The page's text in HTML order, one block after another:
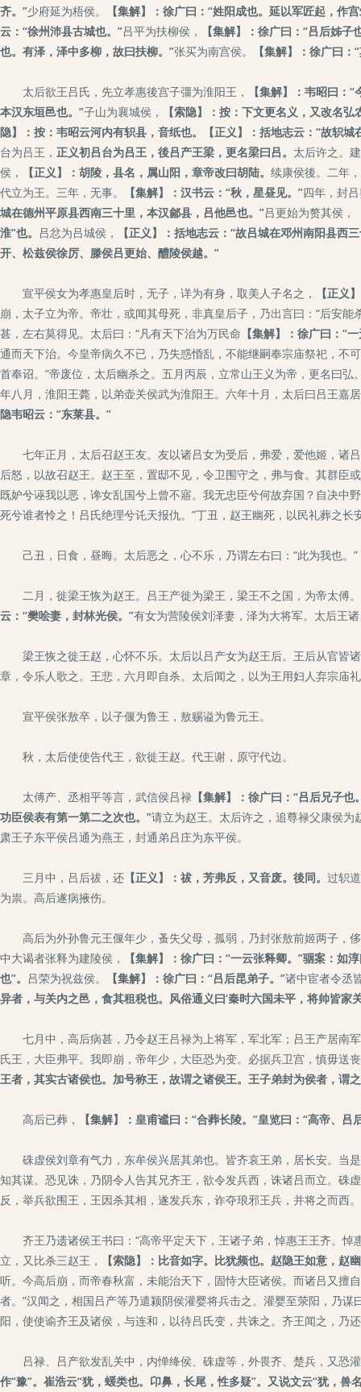
齐。”少府延为梧侯。
【集解】：徐广曰：“姓阳成也。延以军匠起，作
云：“徐州沛县古城也。”吕平为扶柳侯，
【集解】：徐广曰：“吕后姊
也。有泽，泽中多柳，故曰扶柳。”张买为南宫侯。 【集解】：徐广曰
太后欲王吕氏，先立孝惠後宫子彊为淮阳王，
【集解】：韦昭曰：“
本汉东垣邑也。”子山为襄城侯，
【索隐】：按：下文更名义，又改名
隐】：按：韦昭云河内有轵县，音纸也。【正义】：括地志云：“故轵
台为吕王， 正义初吕台为吕王，後吕产王梁，更名梁曰吕。 太后许之。
侯，
【正义】：胡陵，县名，属山阳，章帝改曰胡陆。 续康侯後。二年
代立为王。三年，无事。
【集解】：汉书云：“秋，星昼见。”四年，封
城在德州平原县西南三十里，本汉鄃县，吕他邑也。”吕更始为赘其侯，
淮”也。 吕忿为吕城侯，
【正义】：括地志云：“故吕城在邓州南阳县西
开、松兹侯徐厉、滕侯吕更始、醴陵侯越。”
宣平侯女为孝惠皇后时，无子，详为有身，取美人子名之，
【正义
崩，太子立为帝。帝壮，或闻其母死，非真皇后子，乃出言曰：“后安
甚，左右莫得见。太后曰：“凡有天下治为万民命 【集解】：徐广曰：“
通而天下治。今皇帝病久不已，乃失惑惛乱，不能继嗣奉宗庙祭祀，不
首奉诏。”帝废位，太后幽杀之。五月丙辰，立常山王义为帝，更名曰
年八月，淮阳王薨，以弟壶关侯武为淮阳王。六年十月，太后曰吕王嘉
隐韦昭云：“东莱县。”
七年正月，太后召赵王友。友以诸吕女为受后，弗爱，爱他姬，诸
后怒，以故召赵王。赵王至，置邸不见，令卫围守之，弗与食。其群臣
既妒兮诬我以恶，谗女乱国兮上曾不寤。我无忠臣兮何故弃国？自决中
死兮谁者怜之！吕氏绝理兮讬天报仇。”丁丑，赵王幽死，以民礼葬之长
己丑，日食，昼晦。太后恶之，心不乐，乃谓左右曰：“此为我也。”
二月，徙梁王恢为赵王。吕王产徙为梁王，梁王不之国，为帝太傅
云：“樊哙妻，封林光侯。”有女为营陵侯刘泽妻，泽为大将军。太后王
梁王恢之徙王赵，心怀不乐。太后以吕产女为赵王后。王后从官皆
章，令乐人歌之。王悲，六月即自杀。太后闻之，以为王用妇人弃宗庙
宣平侯张敖卒，以子偃为鲁王，敖赐谥为鲁元王。
秋，太后使使告代王，欲徙王赵。代王谢，原守代边。
太傅产、丞相平等言，武信侯吕禄 【集解】：徐广曰：“吕后兄子
功臣侯表有第一第二之次也。”请立为赵王。太后许之，追尊禄父康侯
肃王子东平侯吕通为燕王，封通弟吕庄为东平侯。
三月中，吕后祓，还 【正义】：祓，芳弗反，又音废。後同。 过轵
为祟。高后遂病掖伤。
高后为外孙鲁元王偃年少，蚤失父母，孤弱，乃封张敖前姬两子，
中大谒者张释为建陵侯，
【集解】：徐广曰：“一云张释卿。”骃案：如
也”。 吕荣为祝兹侯。 【集解】：徐广曰：“吕后昆弟子。”诸中宦者令丞
异者，与关内之邑，食其租税也。风俗通义曰‘秦时六国未平，将帅皆家
七月中，高后病甚，乃令赵王吕禄为上将军，军北军；吕王产居南军
氏王，大臣弗平。我即崩，帝年少，大臣恐为变。必据兵卫宫，慎毋送
王者，其实古诸侯也。加号称王，故谓之诸侯王。王子弟封为侯者，谓
高后已葬， 【集解】：皇甫谧曰：“合葬长陵。”皇览曰：“高帝、吕
硃虚侯刘章有气力，东牟侯兴居其弟也。皆齐哀王弟，居长安。当
知其谋。恐见诛，乃阴令人告其兄齐王，欲令发兵西，诛诸吕而立。硃
反，举兵欲围王，王因杀其相，遂发兵东，诈夺琅邪王兵，并将之而西
齐王乃遗诸侯王书曰：“高帝平定天下，王诸子弟，悼惠王王齐。悼
立，又比杀三赵王，
【索隐】：比音如字。比犹频也。赵隐王如意，赵
听。今高后崩，而帝春秋富，未能治天下，固恃大臣诸侯。而诸吕又擅
者。”汉闻之，相国吕产等乃遣颍阴侯灌婴将兵击之。灌婴至荥阳，乃
阳，使使谕齐王及诸侯，与连和，以待吕氏变，共诛之。齐王闻之，乃
吕禄、吕产欲发乱关中，内惮绛侯、硃虚等，外畏齐、楚兵，又恐
作“豫”。崔浩云“犹，蝯类也。卬鼻，长尾，性多疑”。又说文云“犹，